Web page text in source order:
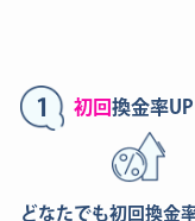
1 初回換金率UP
どなたでも初回換金